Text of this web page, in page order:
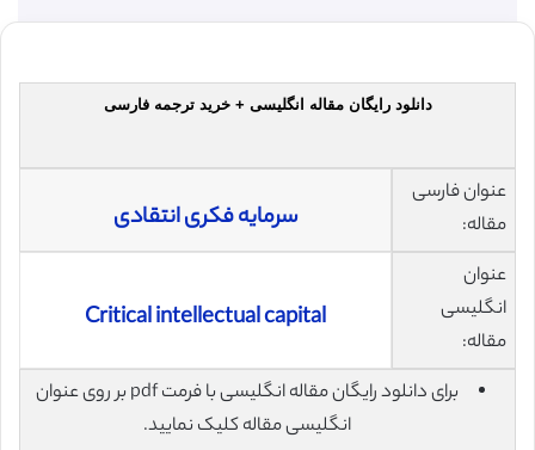
دانلود رایگان مقاله انگلیسی + خرید ترجمه فارسی
عنوان فارسی
مقاله:
سرمایه فکری انتقادی
عنوان
انگلیسی
مقاله:
Critical intellectual capital
برای دانلود رایگان مقاله انگلیسی با فرمت pdf بر روی عنوان
انگلیسی مقاله کلیک نمایید.